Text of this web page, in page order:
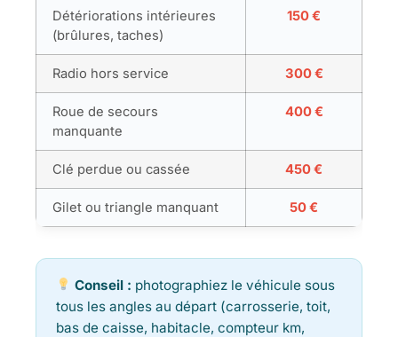
Détériorations intérieures
(brûlures, taches)
150 €
Radio hors service 300 €
Roue de secours
manquante
400 €
Clé perdue ou cassée 450 €
Gilet ou triangle manquant 50 €
Conseil : photographiez le véhicule sous
tous les angles au départ (carrosserie, toit,
bas de caisse, habitacle, compteur km,